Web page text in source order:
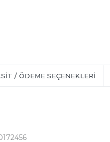
/ ÖDEME SEÇENEKLERI